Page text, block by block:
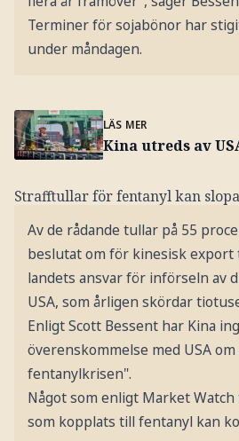
Terminer för sojabönor har
under måndagen.
LÄS MER
Kina utreds av
Strafftullar för fentanyl kan
Av de rådande tullar på 55
beslutat om för kinesisk
landets ansvar för införseln av
USA, som årligen skördar
Enligt Scott Bessent har Kina
överenskommelse med USA
fentanylkrisen".
Något som enligt Market
som kopplats till fentanyl kan